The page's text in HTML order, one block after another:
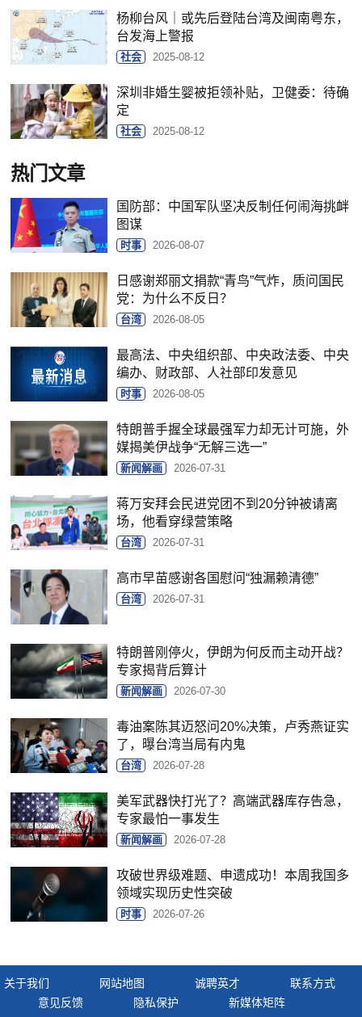
杨柳台风｜或先后登陆台湾及闽南粤东，
台发海上警报
社会 2025-08-12
深圳非婚生婴被拒领补贴，卫健委：待确
定
社会 2025-08-12
热门文章
国防部：中国军队坚决反制任何闹海挑衅
图谋
时事 2026-08-07
日感谢郑丽文捐款“青鸟”气炸，质问国民
党：为什么不反日？
台湾 2026-08-05
最高法、中央组织部、中央政法委、中央
编办、财政部、人社部印发意见
时事 2026-08-05
特朗普手握全球最强军力却无计可施，外
媒揭美伊战争“无解三选一”
新闻解画 2026-07-31
蒋万安拜会民进党团不到20分钟被请离
场，他看穿绿营策略
台湾 2026-07-31
高市早苗感谢各国慰问“独漏赖清德”
台湾 2026-07-31
特朗普刚停火，伊朗为何反而主动开战？
专家揭背后算计
新闻解画 2026-07-30
毒油案陈其迈怒问20%决策，卢秀燕证实
了，曝台湾当局有内鬼
台湾 2026-07-28
美军武器快打光了？高端武器库存告急，
专家最怕一事发生
新闻解画 2026-07-28
攻破世界级难题、申遗成功！本周我国多
领域实现历史性突破
时事 2026-07-26
关于我们 网站地图 诚聘英才
联系方式
意见反馈
隐私保护 新媒体矩阵